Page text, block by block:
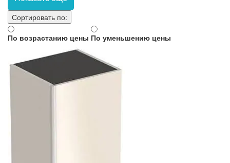
Сортировать по:
По возрастанию цены По уменьшению цены